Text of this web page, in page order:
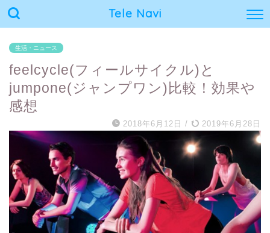
Tele Navi
生活・ニュース
feelcycle(フィールサイクル)と
jumpone(ジャンプワン)比較！効果や
感想
2018年6月12日 / 2019年6月28日